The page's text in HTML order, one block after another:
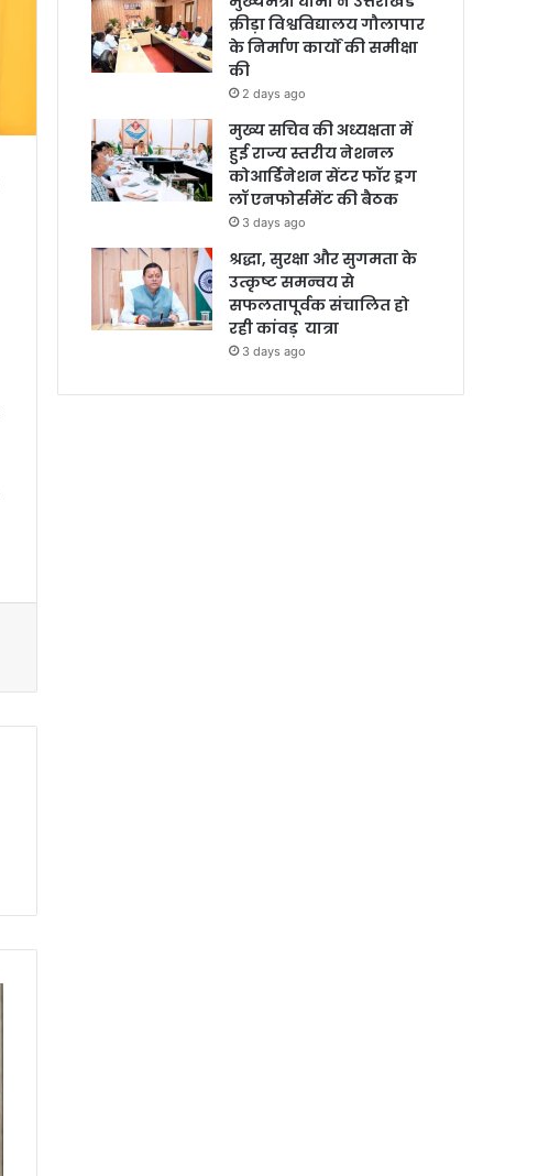
क्रीड़ा विश्वविद्यालय गौलापार
के निर्माण कार्यों की समीक्षा
की
2 days ago
मुख्य सचिव की अध्यक्षता में
हुई राज्य स्तरीय नेशनल
कोआर्डिनेशन सेंटर फॉर ड्रग
लॉ एनफोर्समेंट की बैठक
3 days ago
श्रद्धा, सुरक्षा और सुगमता के
उत्कृष्ट समन्वय से
सफलतापूर्वक संचालित हो
रही कांवड़ यात्रा
3 days ago